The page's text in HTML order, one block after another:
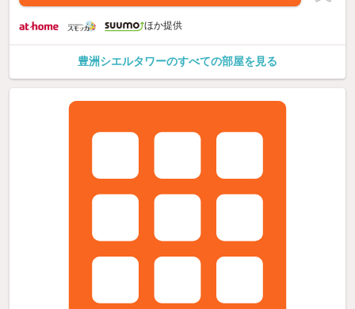
ほか提供
豊洲シエルタワーのすべての部屋を見る